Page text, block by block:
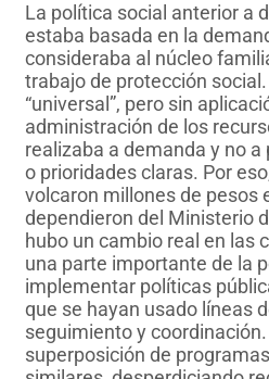
La política social anterior a
estaba basada en la
consideraba al núcleo
trabajo de protección
“universal”, pero sin
administración de los
realizaba a demanda y no
o prioridades claras. Por
volcaron millones de pesos
dependieron del Ministerio
hubo un cambio real en las
una parte importante de la
implementar políticas
que se hayan usado líneas
seguimiento y
superposición de